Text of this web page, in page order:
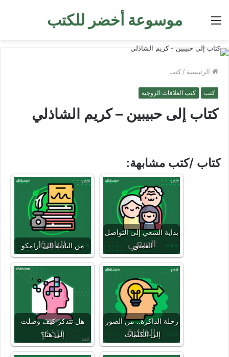
موسوعة أخضر للكتب القائمة
الرئيسية / كتب
كتب كتب العلاقات الزوجية
كتاب إلى حبيبين – كريم الشاذلي
كتاب /كتب مشابهة:
من البادية إلى أرامكو
بداية السعي إلى التواصل
العميق
هل تتذكر كيف وصلت
إلى هنا؟
رحلة الذاكرة.. من الصور
إلى الكلمات